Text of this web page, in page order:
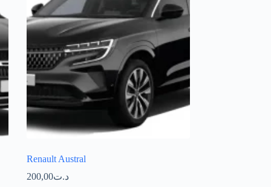
Renault Austral
د.ت200,00